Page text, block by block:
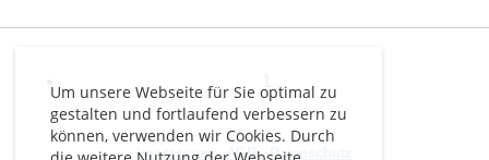
Um unsere Webseite für Sie optimal zu
gestalten und fortlaufend verbessern zu
können, verwenden wir Cookies. Durch
Impressum-AGB-Datenschutz